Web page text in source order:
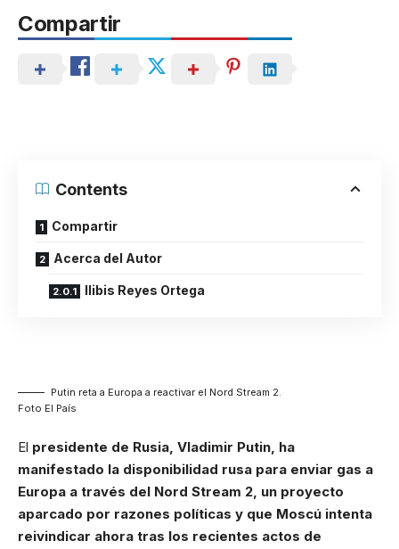
Compartir
Contents
Compartir
Acerca del Autor
Ilibis Reyes Ortega
Putin reta a Europa a reactivar el Nord Stream 2.
Foto El País
El presidente de Rusia, Vladimir Putin, ha
manifestado la disponibilidad rusa para enviar gas a
Europa a través del Nord Stream 2, un proyecto
aparcado por razones políticas y que Moscú intenta
reivindicar ahora tras los recientes actos de